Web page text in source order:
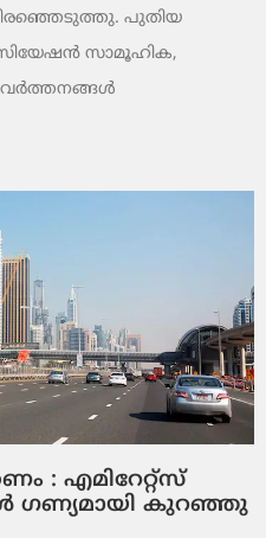
പുതിയ
സാമൂഹിക,
: എമിറേറ്റ്സ്
ഗണ്യമായി കുറഞ്ഞു